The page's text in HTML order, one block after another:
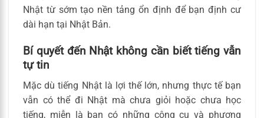
Nhật từ sớm tạo nền tảng ổn định để bạn định cư
dài hạn tại Nhật Bản.
Bí quyết đến Nhật không cần biết tiếng vẫn
tự tin
Mặc dù tiếng Nhật là lợi thế lớn, nhưng thực tế bạn
vẫn có thể đi Nhật mà chưa giỏi hoặc chưa học
tiếng, miễn là bạn có những công cụ và phương